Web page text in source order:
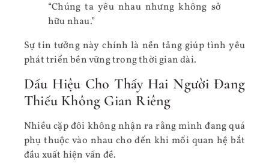
“Chúng ta yêu nhau nhưng không sở
hữu nhau.”
Sự tin tưởng này chính là nền tảng giúp tình yêu
phát triển bền vững trong thời gian dài.
Dấu Hiệu Cho Thấy Hai Người Đang
Thiếu Không Gian Riêng
Nhiều cặp đôi không nhận ra rằng mình đang quá
phụ thuộc vào nhau cho đến khi mối quan hệ bắt
đầu xuất hiện vấn đề.